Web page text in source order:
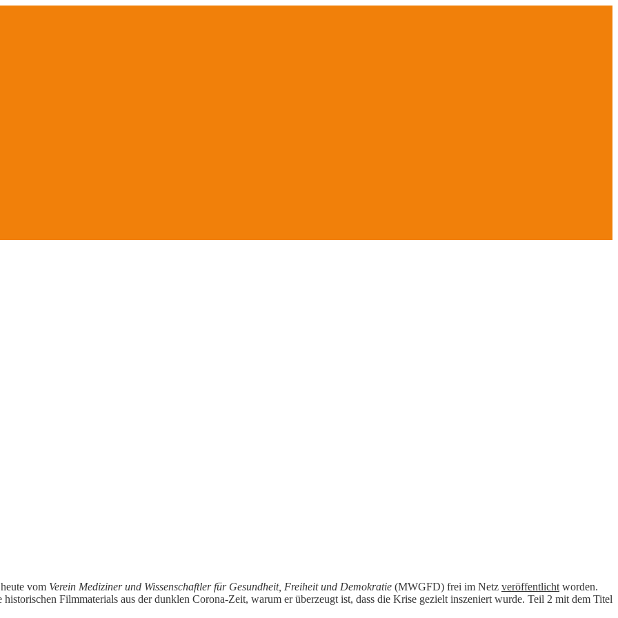
vom Verein Mediziner und Wissenschaftler für Gesundheit, Freiheit und Demokratie (MWGFD) frei im Netz veröffentlicht worden.
Filmmaterials aus der dunklen Corona-Zeit, warum er überzeugt ist, dass die Krise gezielt inszeniert wurde. Teil 2 mit dem Titel